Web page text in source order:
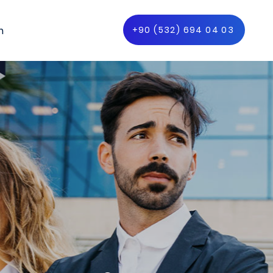
+90 (532) 694 04 03